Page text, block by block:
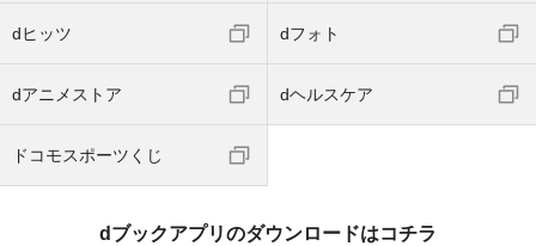
dヒッツ dフォト
dアニメストア dヘルスケア
ドコモスポーツくじ
dブックアプリのダウンロードはコチラ